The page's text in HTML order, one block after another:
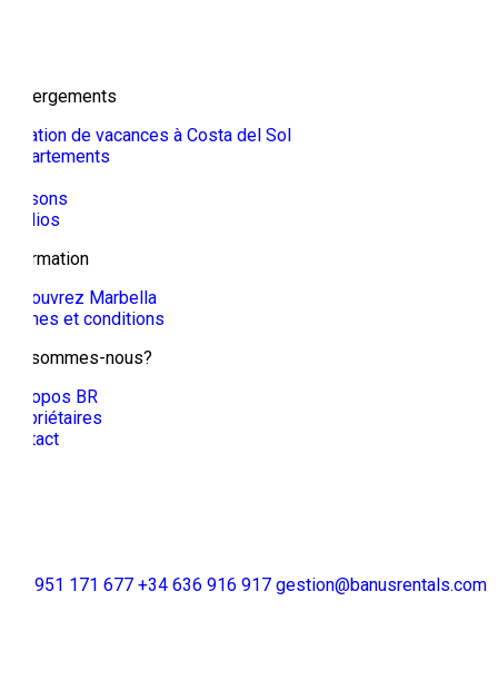
Hébergements
Location de vacances à Costa del Sol
Appartements
Maisons
Studios
Information
Découvrez Marbella
Termes et conditions
Qui sommes-nous?
À propos BR
Propriétaires
Contact
+34 951 171 677 +34 636 916 917 gestion@banusrentals.com